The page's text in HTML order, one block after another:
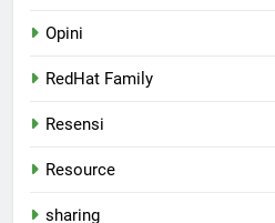
Opini
RedHat Family
Resensi
Resource
sharing